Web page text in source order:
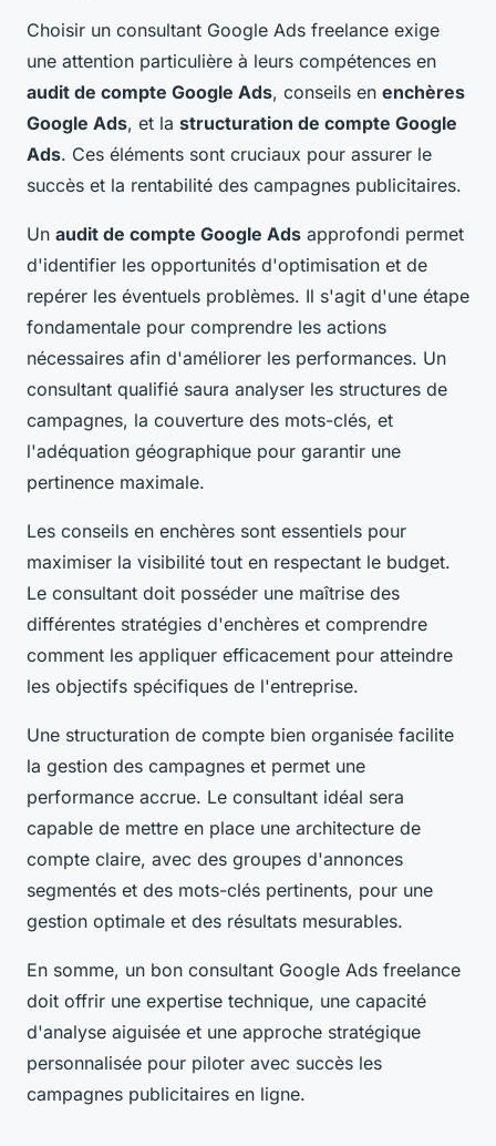
Choisir un consultant Google Ads freelance exige
une attention particulière à leurs compétences en
audit de compte Google Ads, conseils en enchères
Google Ads, et la structuration de compte Google
Ads. Ces éléments sont cruciaux pour assurer le
succès et la rentabilité des campagnes publicitaires.
Un audit de compte Google Ads approfondi permet
d'identifier les opportunités d'optimisation et de
repérer les éventuels problèmes. Il s'agit d'une étape
fondamentale pour comprendre les actions
nécessaires afin d'améliorer les performances. Un
consultant qualifié saura analyser les structures de
campagnes, la couverture des mots-clés, et
l'adéquation géographique pour garantir une
pertinence maximale.
Les conseils en enchères sont essentiels pour
maximiser la visibilité tout en respectant le budget.
Le consultant doit posséder une maîtrise des
différentes stratégies d'enchères et comprendre
comment les appliquer efficacement pour atteindre
les objectifs spécifiques de l'entreprise.
Une structuration de compte bien organisée facilite
la gestion des campagnes et permet une
performance accrue. Le consultant idéal sera
capable de mettre en place une architecture de
compte claire, avec des groupes d'annonces
segmentés et des mots-clés pertinents, pour une
gestion optimale et des résultats mesurables.
En somme, un bon consultant Google Ads freelance
doit offrir une expertise technique, une capacité
d'analyse aiguisée et une approche stratégique
personnalisée pour piloter avec succès les
campagnes publicitaires en ligne.